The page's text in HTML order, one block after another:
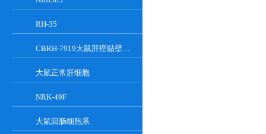
RH-35
CBRH-7919大鼠肝癌贴壁细胞系
大鼠正常肝细胞
NRK-49F
大鼠回肠细胞系